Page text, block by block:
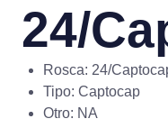
24/
Rosca: 24/
Tipo: Captocap
Otro: NA